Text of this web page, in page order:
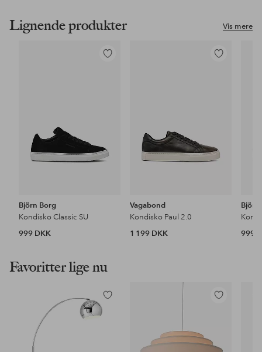
Vis mere
Lignende produkter
Tilføj
Björn Borg
Kondisko Classic SU
999 DKK
Tilføj
Vagabond
Kondisko Paul 2.0
1 199 DKK
Björn
999
Favoritter lige nu
Tilføj
til
Tilføj